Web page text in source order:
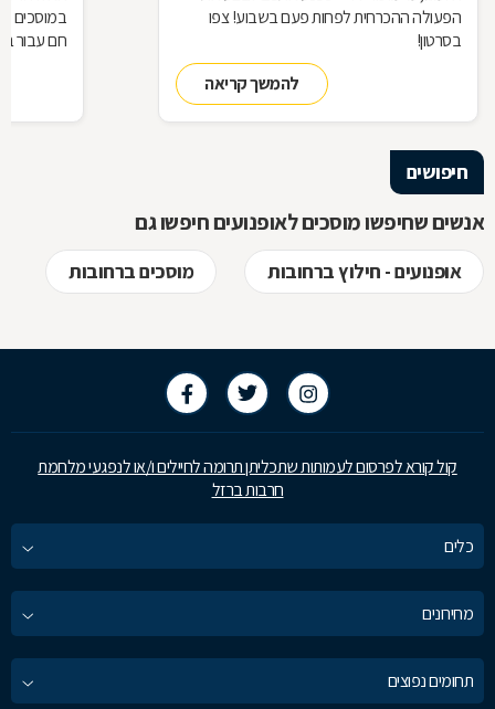
הפעולה ההכרחית לפחות פעם בשבוע! צפו
בסרטון!
להמשך קריאה
במוסכים
חם עבור
חיפושים
אנשים שחיפשו מוסכים לאופנועים חיפשו גם
אופנועים - חילוץ ברחובות מוסכים ברחובות
קול קורא לפרסום לעמותות שתכליתן תרומה לחיילים ו/או לנפגעי מלחמת
חרבות ברזל
כלים
מחירונים
תחומים נפוצים